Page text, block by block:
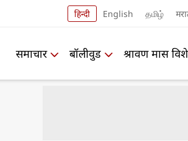
हिन्दी English தமிழ்
समाचार बॉलीवुड श्रावण मास